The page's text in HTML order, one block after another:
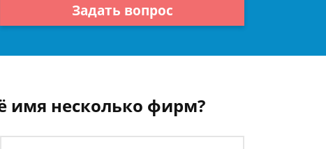
Задать вопрос
имя несколько фирм?